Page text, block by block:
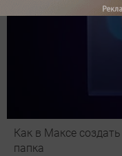
Как в Максе
папка